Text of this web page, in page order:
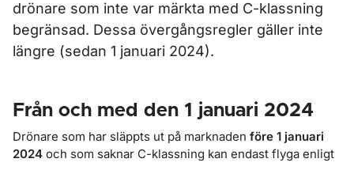
drönare som inte var märkta med C-klassning
begränsad. Dessa övergångsregler gäller inte
längre (sedan 1 januari 2024).
Från och med den 1 januari 2024
Drönare som har släppts ut på marknaden före 1 januari
2024 och som saknar C-klassning kan endast flyga enligt